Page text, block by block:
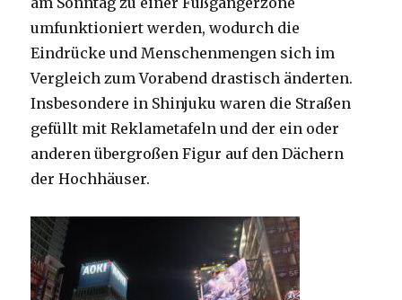
umfunktioniert werden, wodurch die
Eindrücke und Menschenmengen sich im
Vergleich zum Vorabend drastisch änderten.
Insbesondere in Shinjuku waren die Straßen
gefüllt mit Reklametafeln und der ein oder
anderen übergroßen Figur auf den Dächern
der Hochhäuser.